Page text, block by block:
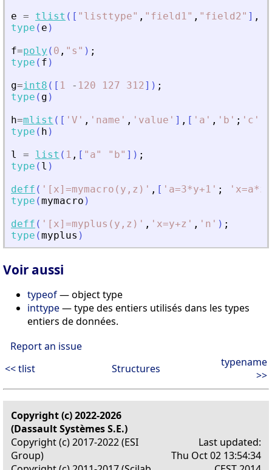
e = tlist ( [ " listtype" , " field1" , " field2" ] ,
type ( e )
f=poly ( 0 , " s " ) ;
type ( f )
g=int8 ( [ 1 - 120 127 312] ) ;
type ( g )
h=mlist ( [ ' V ' , ' name ' , ' value ' ] , [ ' a ' , ' b ' ; ' c '
type ( h )
l
= list ( 1 , [ " a" " b" ] ) ;
type ( l )
deff ( ' [x]=mymacro(y,z) ' , [ ' a=3*y+1 ' ; '
type (mymacro )
deff ( ' [x]=myplus(y,z) ' , ' x=y+z ' , ' n ' ) ;
type (myplus )
Voir aussi
typeof— object type
inttype— type des entiers utilisés dans les types
entiers de données.
Report an issue
<< tlist
Structures
typename
>>
Copyright (c) 2022-2026
(Dassault Systèmes S.E.)
Copyright (c) 2017-2022 (ESI
Group)
Last updated:
Thu Oct 02 13:54:34